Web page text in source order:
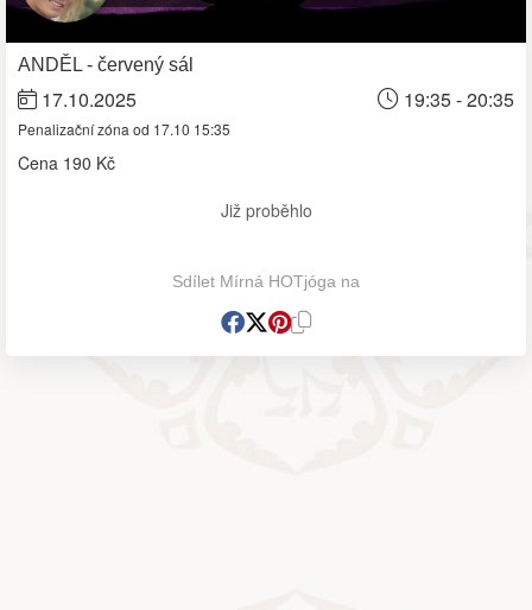
ANDĚL - červený sál
17.10.2025 19:35 - 20:35
Penalizační zóna od 17.10 15:35
Cena 190 Kč
Již proběhlo
Sdílet Mírná HOTjóga na